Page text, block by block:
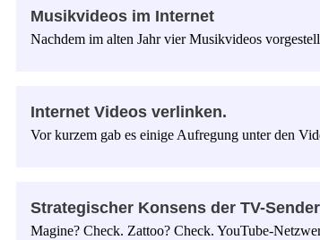
Musikvideos im Internet
Nachdem im alten Jahr vier Musikvideos
Internet Videos verlinken.
Vor kurzem gab es einige Aufregung unter den
Strategischer Konsens der TV-Sender
Magine? Check. Zattoo? Check. YouTube-